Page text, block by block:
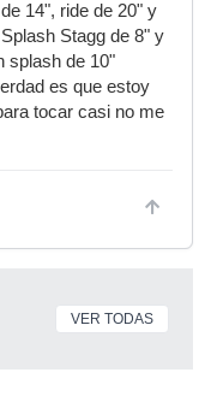
14", ride de 20" y
Stagg de 8" y
splash de 10"
es que estoy
tocar casi no me
VER TODAS